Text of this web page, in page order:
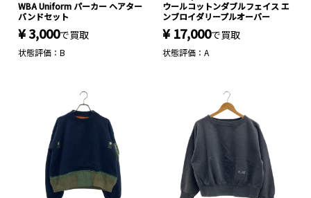
WBA Uniform パーカー ヘアター
バンドセット
¥ 3,000で買取
状態評価：B
ウールコットンダブルフェイス エ
ンブロイダリープルオーバー
¥ 17,000で買取
状態評価：A